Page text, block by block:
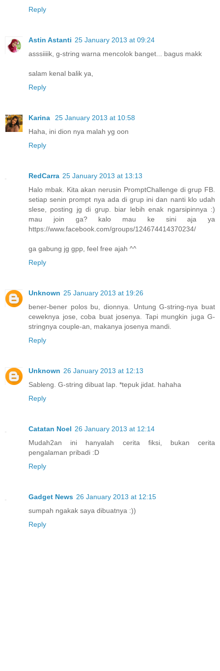
Reply
Astin Astanti 25 January 2013 at 09:24
asssiiiik, g-string warna mencolok banget... bagus makk
salam kenal balik ya,
Reply
Karina
25 January 2013 at 10:58
Haha, ini dion nya malah yg oon
Reply
RedCarra 25 January 2013 at 13:13
Halo mbak. Kita akan nerusin PromptChallenge di grup FB.
setiap senin prompt nya ada di grup ini dan nanti klo udah
slese, posting jg di grup. biar lebih enak ngarsipinnya :)
mau join ga? kalo mau ke sini aja ya
https://www.facebook.com/groups/124674414370234/
ga gabung jg gpp, feel free ajah ^^
Reply
Unknown 25 January 2013 at 19:26
bener-bener polos bu, dionnya. Untung G-string-nya buat
ceweknya jose, coba buat josenya. Tapi mungkin juga G-
stringnya couple-an, makanya josenya mandi.
Reply
Unknown 26 January 2013 at 12:13
Sableng. G-string dibuat lap. *tepuk jidat. hahaha
Reply
Catatan Noel 26 January 2013 at 12:14
Mudah2an ini hanyalah cerita fiksi, bukan cerita
pengalaman pribadi :D
Reply
Gadget News 26 January 2013 at 12:15
sumpah ngakak saya dibuatnya :))
Reply